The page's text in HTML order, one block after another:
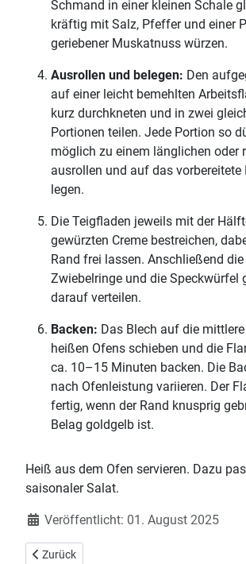
Schmand in einer kleinen Schale
kräftig mit Salz, Pfeffer und einer
geriebener Muskatnuss würzen.
Ausrollen und belegen: Den
auf einer leicht bemehlten
kurz durchkneten und in zwei
Portionen teilen. Jede Portion so
möglich zu einem länglichen oder
ausrollen und auf das vorbereitete
legen.
Die Teigfladen jeweils mit der
gewürzten Creme bestreichen,
Rand frei lassen. Anschließend
Zwiebelringe und die Speckwürfel
darauf verteilen.
Backen: Das Blech auf die
heißen Ofens schieben und die
ca. 10–15 Minuten backen. Die
nach Ofenleistung variieren. Der
fertig, wenn der Rand knusprig
Belag goldgelb ist.
Heiß aus dem Ofen servieren. Dazu
saisonaler Salat.
DetailsVeröffentlicht: 01. August 2025
Vorheriger Beitrag: Blitzschnelle
Zurück